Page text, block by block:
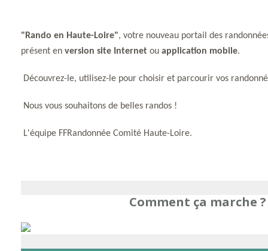
"Rando en Haute-Loire", votre nouveau portail des
présent en version site Internet ou application mobile.
Découvrez-le, utilisez-le pour choisir et parcourir vos
Nous vous souhaitons de belles randos !
L'équipe FFRandonnée Comité Haute-Loire.
Comment ça marche ?